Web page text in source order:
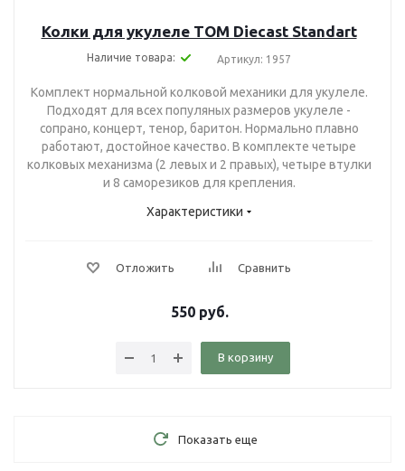
Колки для укулеле TOM Diecast Standart
Наличие товара: Артикул: 1957
Комплект нормальной колковой механики для укулеле.
Подходят для всех популяных размеров укулеле -
сопрано, концерт, тенор, баритон. Нормально плавно
работают, достойное качество. В комплекте четыре
колковых механизма (2 левых и 2 правых), четыре втулки
и 8 саморезиков для крепления.
Характеристики
Отложить Сравнить
550руб.
В корзину
Показать еще